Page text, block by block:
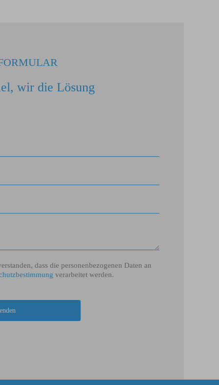
wir die Lösung
dass die personenbezogenen Daten an
verarbeitet werden.